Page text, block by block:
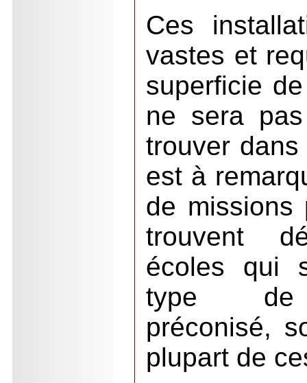
Ces
vastes et
superficie
ne sera
trouver
est à
de missions
trouvent
écoles qui
type de
préconisé,
plupart de